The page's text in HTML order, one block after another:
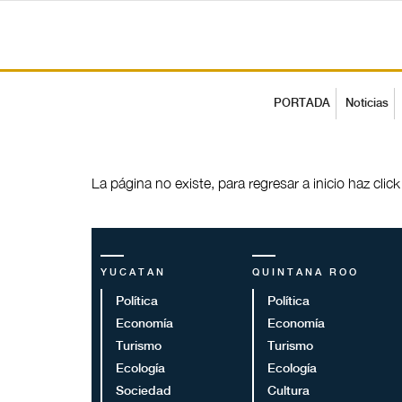
PORTADA Noticias
La página no existe, para regresar a inicio haz
YUCATAN
Política
Economía
Turismo
Ecología
Sociedad
QUINTANA ROO
Política
Economía
Turismo
Ecología
Cultura